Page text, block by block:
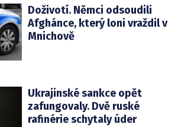
Doživotí. Němci odsoudili
Afghánce, který loni vraždil v
Mnichově
Ukrajinské sankce opět
zafungovaly. Dvě ruské
rafinérie schytaly úder